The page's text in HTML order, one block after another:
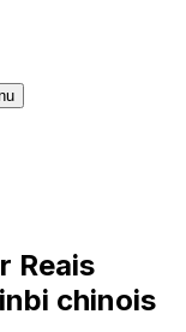
Reais
chinois